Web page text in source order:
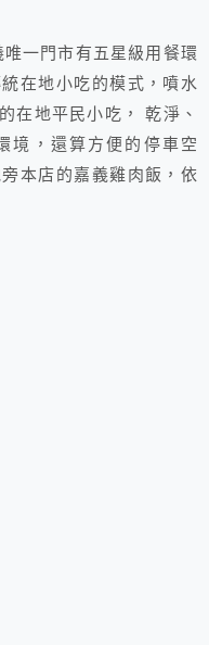
唯一門市有五星級用餐環
在地小吃的模式，噴水
在地平民小吃， 乾淨、
境，還算方便的停車空
本店的嘉義雞肉飯，依